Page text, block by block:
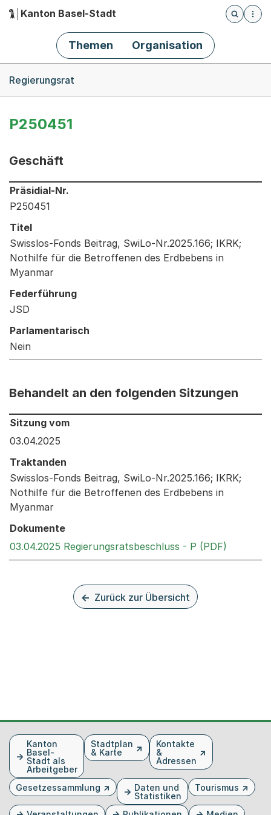
Hauptnavigation
Kanton Basel-Stadt
Öffnet
Themen Organisation
Regierungsrat
P250451
Geschäft
Informationen zum Ausgewählten Geschäft
Präsidial-Nr.
P250451
Titel
Swisslos-Fonds Beitrag, SwiLo-Nr.2025.166; IKRK;
Nothilfe für die Betroffenen des Erdbebens in
Myanmar
Federführung
JSD
Parlamentarisch
Nein
Behandelt an den folgenden Sitzungen
Behandelt an den folgenden Sitzungen: Informationen
Sitzung vom
03.04.2025
Traktanden
Swisslos-Fonds Beitrag, SwiLo-Nr.2025.166; IKRK;
Nothilfe für die Betroffenen des Erdbebens in
Myanmar
Dokumente
03.04.2025 Regierungsratsbeschluss - P (PDF)
Zurück zur Übersicht
FusszeileKanton
Basel-
Stadt als
Arbeitgeber
Stadtplan
& Karte
Kontakte
&
Adressen
Gesetzessammlung
Daten und
Statistiken
Tourismus